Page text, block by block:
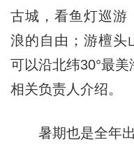
古城，看鱼灯巡游
浪的自由；游檀头
可以沿北纬30°最
相关负责人介绍。
暑期也是全年出